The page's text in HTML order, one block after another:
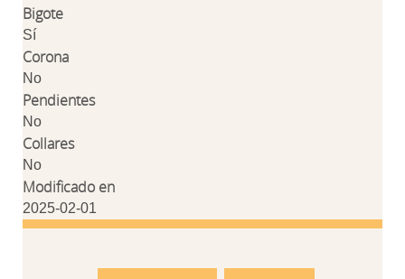
Bigote
Sí
Corona
No
Pendientes
No
Collares
No
Modificado en
2025-02-01